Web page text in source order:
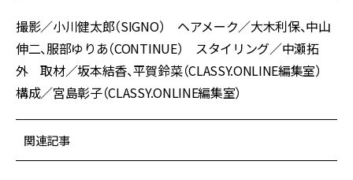
撮影／小川健太郎（SIGNO） ヘアメーク／大木利保、中山
伸二、服部ゆりあ（CONTINUE） スタイリング／中瀬拓
外 取材／坂本結香、平賀鈴菜（CLASSY.ONLINE編集室）
構成／宮島彰子（CLASSY.ONLINE編集室）
関連記事